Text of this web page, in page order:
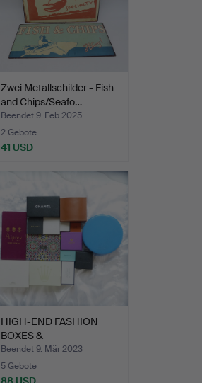
Zwei Metallschilder - Fish
and Chips/Seafo…
Beendet 9. Feb 2025
2 Gebote
41 USD
HIGH-END FASHION
BOXES &
VERPACKUNGEN.
Beendet 9. Mär 2023
5 Gebote